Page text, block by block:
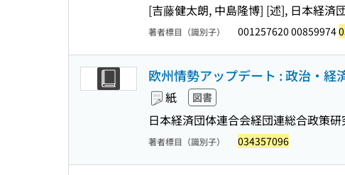
[吉藤健太朗, 中島隆博] [述], 日本経済
著者標目（識別子） 001257620 00859974
欧州情勢アップデート : 政治・経
紙 図書
日本経済団体連合会経団連総合政策
著者標目（識別子） 034357096